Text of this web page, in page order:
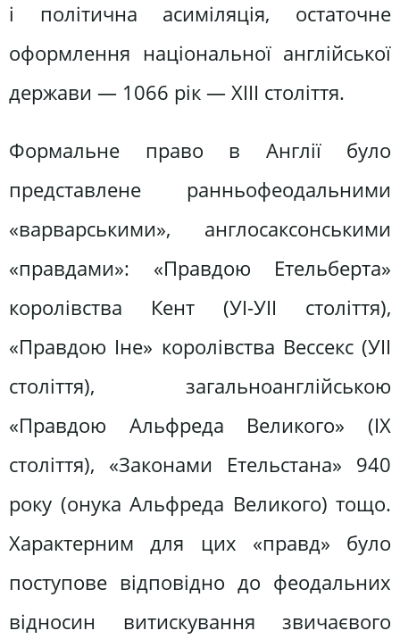
і політична асиміляція, остаточне
оформлення національної англійської
держави — 1066 рік — ХІІІ століття.
Формальне право в Англії було
представлене ранньофеодальними
«варварськими», англосаксонськими
«правдами»: «Правдою Етельберта»
королівства Кент (УІ-УІІ століття),
«Правдою Іне» королівства Вессекс (УІІ
століття), загальноанглійською
«Правдою Альфреда Великого» (ІХ
століття), «Законами Етельстана» 940
року (онука Альфреда Великого) тощо.
Характерним для цих «правд» було
поступове відповідно до феодальних
відносин витискування звичаєвого